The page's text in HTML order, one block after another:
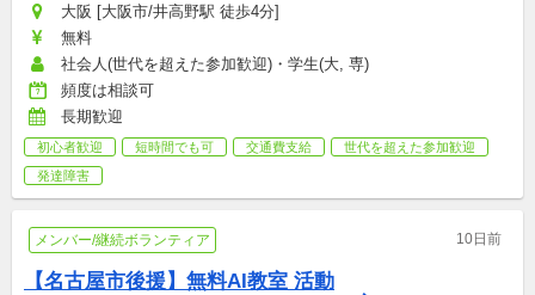
大阪 [大阪市/井高野駅 徒歩4分]
無料
社会人(世代を超えた参加歓迎)・学生(大, 専)
頻度は相談可
長期歓迎
初心者歓迎 短時間でも可 交通費支給
世代を超えた参加歓迎
発達障害
メンバー/継続ボランティア 10日前
【名古屋市後援】無料AI教室 活動